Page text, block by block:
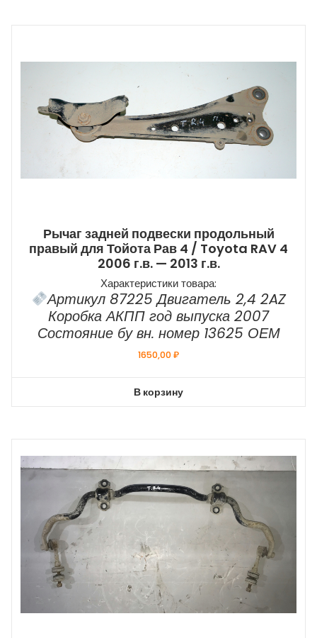
Рычаг задней подвески продольный
правый для Тойота Рав 4 / Toyota RAV 4
2006 г.в. — 2013 г.в.
Характеристики товара:
Артикул 87225 Двигатель 2,4 2AZ
Коробка АКПП год выпуска 2007
Состояние бу вн. номер 13625 ОЕМ
1650,00₽
В корзину